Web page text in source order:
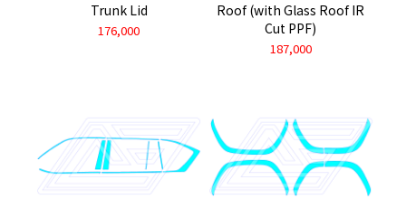
Trunk Lid
176,000
Roof (with Glass Roof IR
Cut PPF)
187,000